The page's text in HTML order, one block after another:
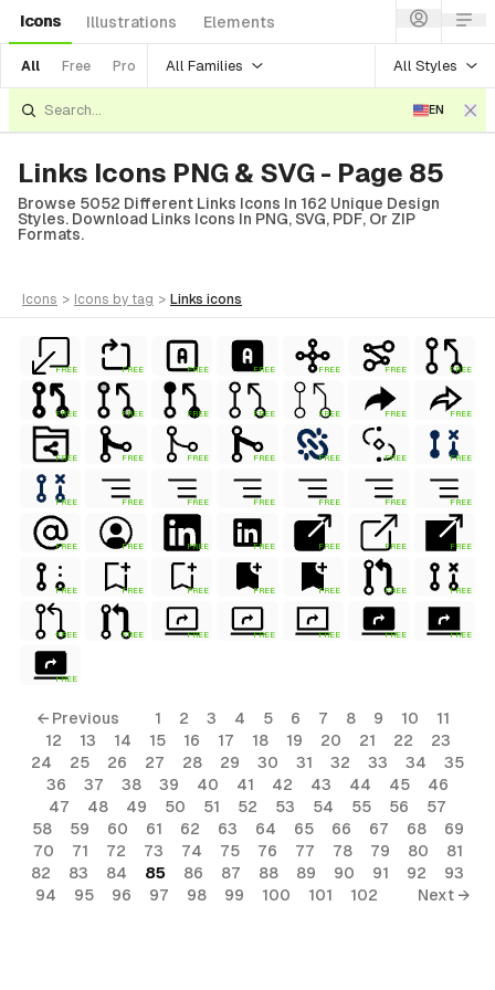
Icons Illustrations Elements
All Free Pro All Families All Styles
EN
Links Icons PNG & SVG - Page 85
Browse 5052 Different Links Icons In 162 Unique Design
Styles. Download Links Icons In PNG, SVG, PDF, Or ZIP
Formats.
icons > icons by tag > links icons
FREE FREE FREE FREE FREE FREE FREE
FREE FREE FREE FREE FREE FREE FREE
FREE FREE FREE FREE FREE FREE FREE
FREE FREE FREE FREE FREE FREE FREE
FREE FREE FREE FREE FREE FREE FREE
FREE FREE FREE FREE FREE FREE FREE
FREE FREE FREE FREE FREE FREE FREE
FREE
← Previous 1 2 3 4 5 6 7 8 9 10
11
12
13 14 15 16 17 18 19 20 21 22
23
24
25 26 27 28 29 30 31 32 33 34
35
36
37 38 39 40 41 42 43 44 45
46
47
48 49 50 51 52 53 54 55 56
57
58
59 60 61 62 63 64 65 66 67 68
69
70
71 72 73 74 75 76 77 78 79 80
81
82
83 84 85 86 87 88 89 90 91 92
93
94
95 96 97 98 99 100 101 102 Next →